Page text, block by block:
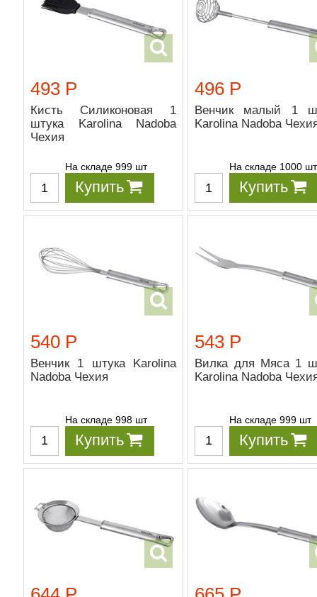
493 Р
Кисть Силиконовая 1
штука Karolina Nadoba
Чехия
На складе 999 шт
Купить
496 Р
Венчик малый 1
Karolina Nadoba
На складе 1000 шт
Купить
540 Р
Венчик 1 штука Karolina
Nadoba Чехия
На складе 998 шт
Купить
543 Р
Вилка для Мяса 1
Karolina Nadoba
На складе 999 шт
Купить